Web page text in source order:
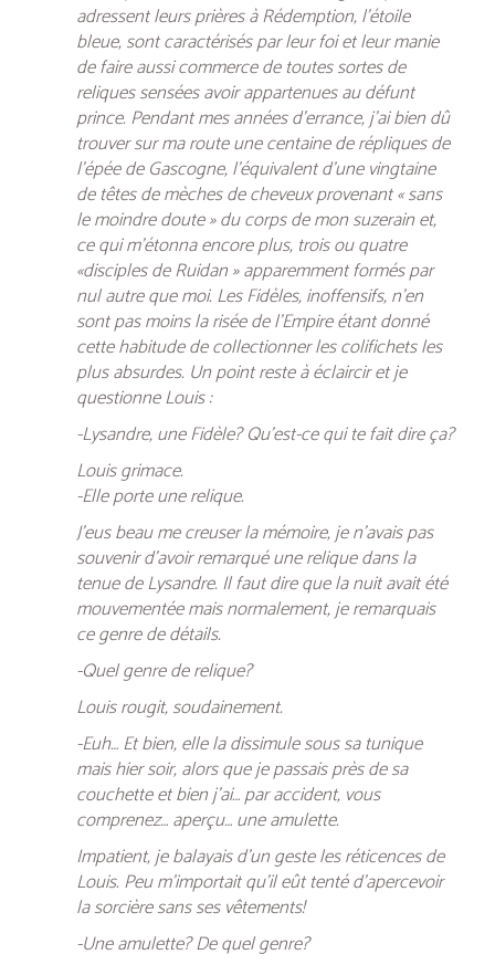
adressent leurs prières à Rédemption, l’étoile
bleue, sont caractérisés par leur foi et leur manie
de faire aussi commerce de toutes sortes de
reliques sensées avoir appartenues au défunt
prince. Pendant mes années d’errance, j’ai bien dû
trouver sur ma route une centaine de répliques de
l’épée de Gascogne, l’équivalent d’une vingtaine
de têtes de mèches de cheveux provenant « sans
le moindre doute » du corps de mon suzerain et,
ce qui m’étonna encore plus, trois ou quatre
«disciples de Ruidan » apparemment formés par
nul autre que moi. Les Fidèles, inoffensifs, n’en
sont pas moins la risée de l’Empire étant donné
cette habitude de collectionner les colifichets les
plus absurdes. Un point reste à éclaircir et je
questionne Louis :
-Lysandre, une Fidèle? Qu’est-ce qui te fait dire ça?
Louis grimace.
-Elle porte une relique.
J’eus beau me creuser la mémoire, je n’avais pas
souvenir d’avoir remarqué une relique dans la
tenue de Lysandre. Il faut dire que la nuit avait été
mouvementée mais normalement, je remarquais
ce genre de détails.
-Quel genre de relique?
Louis rougit, soudainement.
-Euh… Et bien, elle la dissimule sous sa tunique
mais hier soir, alors que je passais près de sa
couchette et bien j’ai… par accident, vous
comprenez… aperçu… une amulette.
Impatient, je balayais d’un geste les réticences de
Louis. Peu m’importait qu’il eût tenté d’apercevoir
la sorcière sans ses vêtements!
-Une amulette? De quel genre?